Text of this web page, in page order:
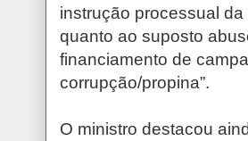
instrução processual
quanto ao suposto
financiamento de
corrupção/propina”.
O ministro destacou